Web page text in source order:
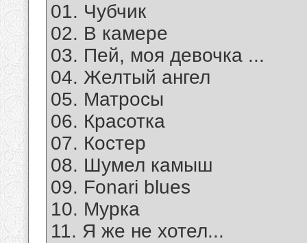
01. Чубчик
02. В камере
03. Пей, моя девочка ...
04. Желтый ангел
05. Матросы
06. Красотка
07. Костер
08. Шумел камыш
09. Fonari blues
10. Мурка
11. Я же не хотел...